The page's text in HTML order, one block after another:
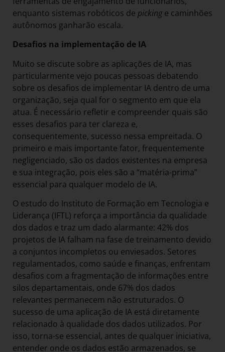
enquanto sistemas robóticos de pickinge caminhões
autônomos ganharão escala.
Desafios na implementação de IA
Muito se discute sobre as aplicações de IA, mas
particularmente vejo poucas pessoas debatendo
sobre os desafios de implementar IA dentro de uma
organização, seja qual for o segmento em que ela
atua. É necessário refletir e compreender quais são
esses desafios para ter clareza e,
consequentemente, sucesso nessa empreitada. O
primeiro e mais importante fator, frequentemente
negligenciado, são os dados existentes na empresa
e sua integração, pois eles são a “matéria-prima”
essencial para qualquer modelo de IA.
O estudo do Instituto de Formação em Tecnologia e
Liderança (IFTL) reforça a importância da qualidade
dos dados e traz um dado alarmante: 42% dos
projetos de IA falham na fase de treinamento devido
a conjuntos incompletos ou enviesados. Setores
regulamentados, como saúde e finanças, enfrentam
desafios com a fragmentação de informações entre
silos departamentais, onde 67% dos dados
relevantes permanecem não estruturados. O
sucesso de uma aplicação de IA está diretamente
relacionado à qualidade dos dados utilizados. Por
isso, torna-se essencial, antes de qualquer iniciativa,
entender onde os dados estão armazenados, se